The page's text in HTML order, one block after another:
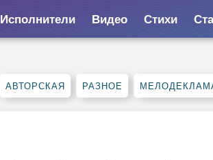
Исполнители Видео Стихи
АВТОРСКАЯ РАЗНОЕ